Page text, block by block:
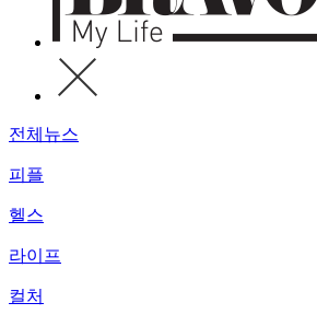
전체뉴스
피플
헬스
라이프
컬처